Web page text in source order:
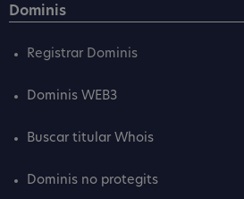
Dominis
Registrar Dominis
Dominis WEB3
Buscar titular Whois
Dominis no protegits